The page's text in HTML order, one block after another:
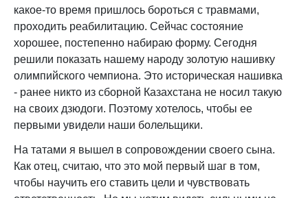
какое-то время пришлось бороться с травмами,
проходить реабилитацию. Сейчас состояние
хорошее, постепенно набираю форму. Сегодня
решили показать нашему народу золотую нашивку
олимпийского чемпиона. Это историческая нашивка
- ранее никто из сборной Казахстана не носил такую
на своих дзюдоги. Поэтому хотелось, чтобы ее
первыми увидели наши болельщики.
На татами я вышел в сопровождении своего сына.
Как отец, считаю, что это мой первый шаг в том,
чтобы научить его ставить цели и чувствовать